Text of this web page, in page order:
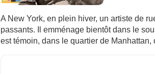
A New York, en plein hiver, un artiste de
passants. Il emménage bientôt dans le
est témoin, dans le quartier de Manhattan,